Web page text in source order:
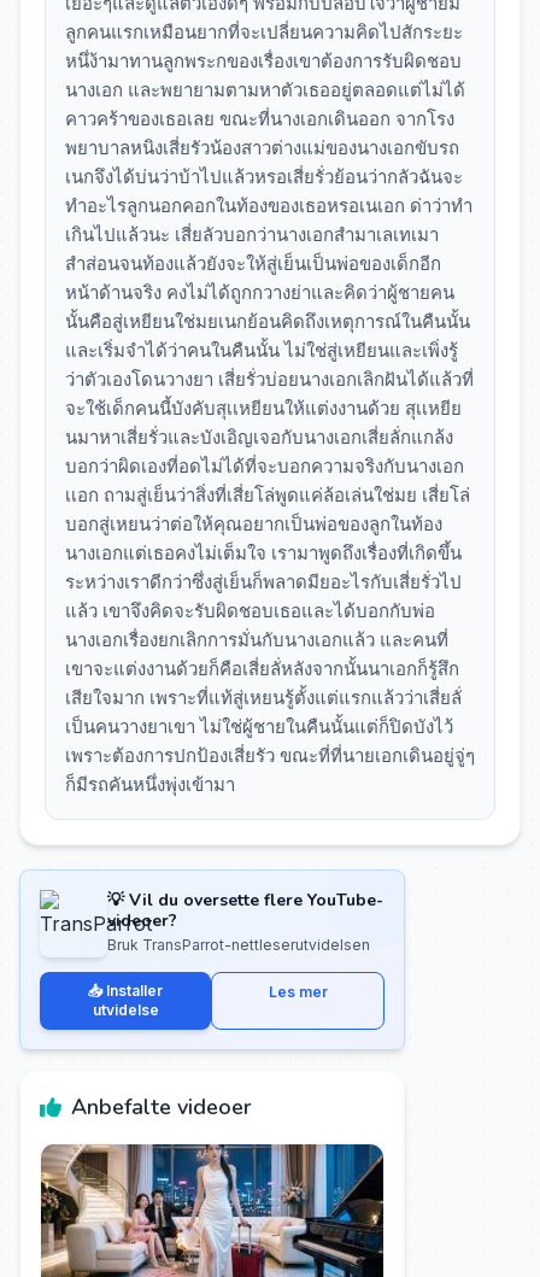
ลูกคนแรกเหมือนยากที่จะเปลี่ยนความคิดไปสักระยะ
หนึ่ง้ามาทานลูกพระกของเรื่องเขาต้องการรับผิดชอบ
นางเอก และพยายามตามหาตัวเธออยู่ตลอดแต่ไม่ได้
คาวคร้าของเธอเลย ขณะที่นางเอกเดินออก จากโรง
พยาบาลหนิงเสี่ยรัวน้องสาวต่างแม่ของนางเอกขับรถ
เนกจึงได้บ่นว่าบ้าไปแล้วหรอเสี่ยรั่วย้อนว่ากลัวฉันจะ
ทำอะไรลูกนอกคอกในท้องของเธอหรอเนเอก ด่าว่าทำ
เกินไปแล้วนะ เสี่ยลัวบอกว่านางเอกสำมาเลเทเมา
สำส่อนจนท้องแล้วยังจะให้สู่เย็นเป็นพ่อของเด็กอีก
หน้าด้านจริง คงไม่ได้ถูกกวางย่าและคิดว่าผู้ชายคน
นั้นคือสู่เหยียนใช่มยเนกย้อนคิดถึงเหตุการณ์ในคืนนั้น
และเริ่มจำได้ว่าคนในคืนนั้น ไม่ใช่สู่เหยียนและเพิ่งรู้
ว่าตัวเองโดนวางยา เสี่ยรั่วบ่อยนางเอกเลิกฝันได้แล้วที่
จะใช้เด็กคนนี้บังคับสุเเหยียนให้แต่งงานด้วย สุเเหยีย
นมาหาเสี่ยรั่วและบังเอิญเจอกับนางเอกเสี่ยลั่กแกล้ง
บอกว่าผิดเองที่อดไม่ได้ที่จะบอกความจริงกับนางเอก
เเอก ถามสู่เย็นว่าสิ่งที่เสี่ยโล่พูดแค่ล้อเล่นใช่มย เสี่ยโล่
บอกสู่เหยนว่าต่อให้คุณอยากเป็นพ่อของลูกในท้อง
นางเอกแต่เธอคงไม่เต็มใจ เรามาพูดถึงเรื่องที่เกิดขึ้น
ระหว่างเราดีกว่าซึ่งสู่เย็นก็พลาดมียอะไรกับเสี่ยรั่วไป
แล้ว เขาจึงคิดจะรับผิดชอบเธอและได้บอกกับพ่อ
นางเอกเรื่องยกเลิกการมั่นกับนางเอกแล้ว และคนที่
เขาจะแต่งงานด้วยก็คือเสี่ยลั่หลังจากนั้นนาเอกก็รู้สึก
เสียใจมาก เพราะที่แท้สู่เหยนรู้ตั้งแต่แรกแล้วว่าเสี่ยลั่
เป็นคนวางยาเขา ไม่ใช่ผู้ชายในคืนนั้นแต่ก็ปิดบังไว้
เพราะต้องการปกป้องเสี่ยรัว ขณะที่ที่นายเอกเดินอยู่จู่ๆ
ก็มีรถคันหนึ่งพุ่งเข้ามา
💡 Vil du oversette flere YouTube-
videoer?
Bruk TransParrot-nettleserutvidelsen
📥 Installer
utvidelse
Les mer
Anbefalte videoer